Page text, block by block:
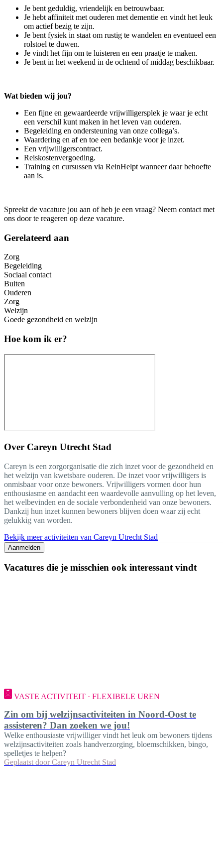
Je bent geduldig, vriendelijk en betrouwbaar.
Je hebt affiniteit met ouderen met dementie en vindt het leuk
om actief bezig te zijn.
Je bent fysiek in staat om rustig te wandelen en eventueel een
rolstoel te duwen.
Je vindt het fijn om te luisteren en een praatje te maken.
Je bent in het weekend in de ochtend of middag beschikbaar.
Wat bieden wij jou?
Een fijne en gewaardeerde vrijwilligersplek je waar je echt
een verschil kunt maken in het leven van ouderen.
Begeleiding en ondersteuning van onze collega’s.
Waardering en af en toe een bedankje voor je inzet.
Een vrijwilligerscontract.
Reiskostenvergoeding.
Training en cursussen via ReinHelpt wanneer daar behoefte
aan is.
Spreekt de vacature jou aan of heb je een vraag? Neem contact met
ons door te reageren op deze vacature.
Gerelateerd aan
Zorg
Begeleiding
Sociaal contact
Buiten
Ouderen
Zorg
Welzijn
Goede gezondheid en welzijn
Hoe kom ik er?
Over Careyn Utrecht Stad
Careyn is een zorgorganisatie die zich inzet voor de gezondheid en
het welzijn van kwetsbare ouderen. De inzet voor vrijwilligers is
onmisbaar voor onze bewoners. Vrijwilligers vormen door hun
enthousiasme en aandacht een waardevolle aanvulling op het leven,
het welbevinden en de sociale verbondenheid van onze bewoners.
Dankzij hun inzet kunnen bewoners blijven doen waar zij echt
gelukkig van worden.
Bekijk meer activiteiten van Careyn Utrecht Stad
Aanmelden
Vacatures die je misschien ook interessant vindt
VASTE ACTIVITEIT · FLEXIBELE UREN
Zin om bij welzijnsactiviteiten in Noord-Oost te
assisteren? Dan zoeken we jou!
Welke enthousiaste vrijwilliger vindt het leuk om bewoners tijdens
welzijnsactiviteiten zoals handverzorging, bloemschikken, bingo,
spelletjes te helpen?
Geplaatst door Careyn Utrecht Stad